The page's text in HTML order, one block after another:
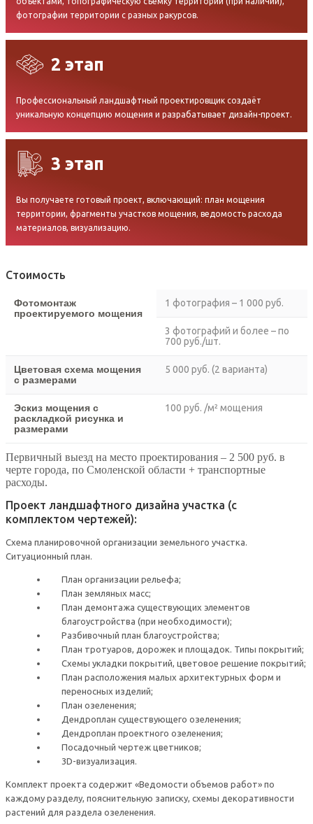
фотографии территории с разных ракурсов.
2 этап
Профессиональный ландшафтный проектировщик создаёт
уникальную концепцию мощения и разрабатывает дизайн-проект.
3 этап
Вы получаете готовый проект, включающий: план мощения
территории, фрагменты участков мощения, ведомость расхода
материалов, визуализацию.
Стоимость
Фотомонтаж
проектируемого мощения
1 фотография – 1 000 руб.
3 фотографий и более – по
700 руб./шт.
Цветовая схема мощения
с размерами
5 000 руб. (2 варианта)
Эскиз мощения с
раскладкой рисунка и
размерами
100 руб. /м² мощения
Первичный выезд на место проектирования – 2 500 руб. в
черте города, по Смоленской области + транспортные
расходы.
Проект ландшафтного дизайна участка (с
комплектом чертежей):
Схема планировочной организации земельного участка.
Ситуационный план.
План организации рельефа;
План земляных масс;
План демонтажа существующих элементов
благоустройства (при необходимости);
Разбивочный план благоустройства;
План тротуаров, дорожек и площадок. Типы покрытий;
Схемы укладки покрытий, цветовое решение покрытий;
План расположения малых архитектурных форм и
переносных изделий;
План озеленения;
Дендроплан существующего озеленения;
Дендроплан проектного озеленения;
Посадочный чертеж цветников;
3D-визуализация.
Комплект проекта содержит «Ведомости объемов работ» по
каждому разделу, пояснительную записку, схемы декоративности
растений для раздела озеленения.